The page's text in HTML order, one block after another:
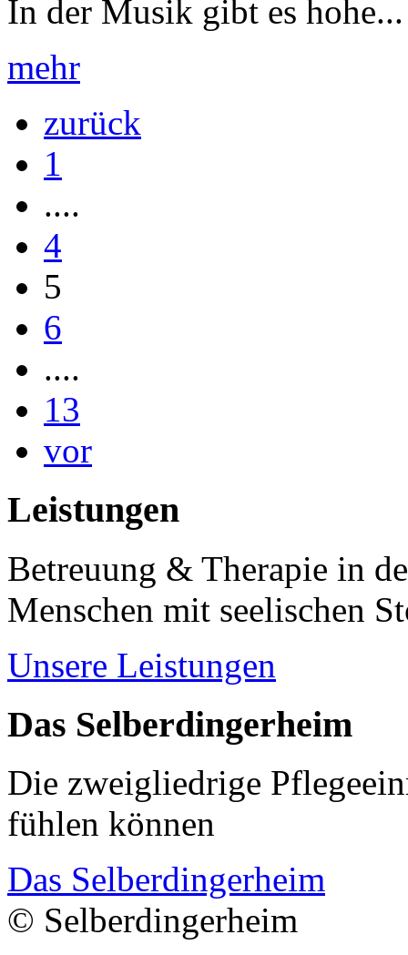
In der Musik gibt es hohe...
mehr
zurück
1
....
4
5
6
....
13
vor
Leistungen
Betreuung & Therapie in
Menschen mit seelischen
Unsere Leistungen
Das Selberdingerheim
Die zweigliedrige
fühlen können
Das Selberdingerheim
© Selberdingerheim